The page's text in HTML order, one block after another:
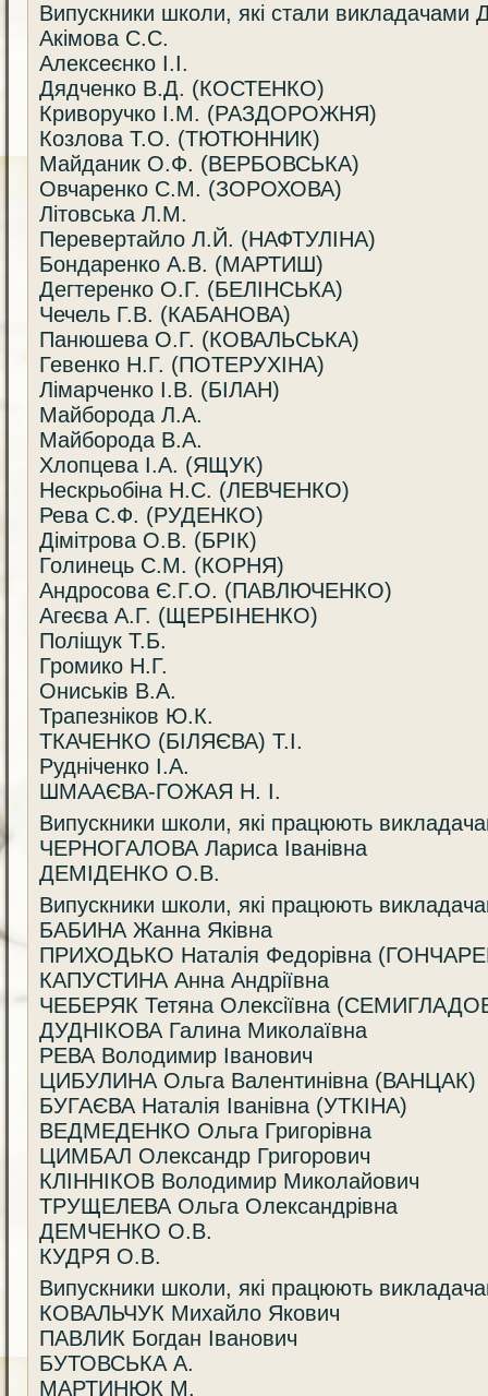
Випускники школи, які стали
Акімова С.С.
Алексеєнко І.І.
Дядченко В.Д. (КОСТЕНКО)
Криворучко І.М. (РАЗДОРОЖНЯ)
Козлова Т.О. (ТЮТЮННИК)
Майданик О.Ф. (ВЕРБОВСЬКА)
Овчаренко С.М. (ЗОРОХОВА)
Літовська Л.М.
Перевертайло Л.Й. (НАФТУЛІНА)
Бондаренко А.В. (МАРТИШ)
Дегтеренко О.Г. (БЕЛІНСЬКА)
Чечель Г.В. (КАБАНОВА)
Панюшева О.Г. (КОВАЛЬСЬКА)
Гевенко Н.Г. (ПОТЕРУХІНА)
Лімарченко І.В. (БІЛАН)
Майборода Л.А.
Майборода В.А.
Хлопцева І.А. (ЯЩУК)
Нескрьобіна Н.С. (ЛЕВЧЕНКО)
Рева С.Ф. (РУДЕНКО)
Дімітрова О.В. (БРІК)
Голинець С.М. (КОРНЯ)
Андросова Є.Г.О. (ПАВЛЮЧЕНКО)
Агеєва А.Г. (ЩЕРБІНЕНКО)
Поліщук Т.Б.
Громико Н.Г.
Ониськів В.А.
Трапезніков Ю.К.
ТКАЧЕНКО (БІЛЯЄВА) Т.І.
Рудніченко І.А.
ШМААЄВА-ГОЖАЯ Н. І.
Випускники школи, які працюють
ЧЕРНОГАЛОВА Лариса Іванівна
ДЕМІДЕНКО О.В.
Випускники школи, які працюють
БАБИНА Жанна Яківна
ПРИХОДЬКО Наталія Федорівна
КАПУСТИНА Анна Андріївна
ЧЕБЕРЯК Тетяна Олексіївна
ДУДНІКОВА Галина Миколаївна
РЕВА Володимир Іванович
ЦИБУЛИНА Ольга Валентинівна (ВАНЦАК)
БУГАЄВА Наталія Іванівна (УТКІНА)
ВЕДМЕДЕНКО Ольга Григорівна
ЦИМБАЛ Олександр Григорович
КЛІННІКОВ Володимир Миколайович
ТРУЩЕЛЕВА Ольга Олександрівна
ДЕМЧЕНКО О.В.
КУДРЯ О.В.
Випускники школи, які працюють
КОВАЛЬЧУК Михайло Якович
ПАВЛИК Богдан Іванович
БУТОВСЬКА А.
МАРТИНЮК М.